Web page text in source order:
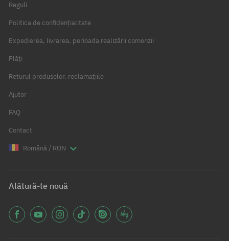
Reguli
Politica de confidențialitate
Expedierea, livrarea, perioada realizării comenzii
Plăți
Returul produselor, reclamațiile
Ajutor
FAQ
Contact
Română / RON
Alătură-te nouă